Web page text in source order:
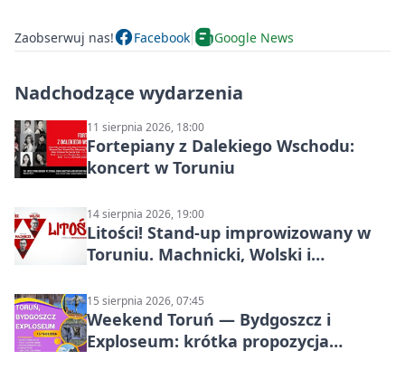
Zaobserwuj nas! Facebook Google News
Nadchodzące wydarzenia
11 sierpnia 2026, 18:00
Fortepiany z Dalekiego Wschodu:
koncert w Toruniu
14 sierpnia 2026, 19:00
Litości! Stand-up improwizowany w
Toruniu. Machnicki, Wolski i
15 sierpnia 2026, 07:45
Weekend Toruń — Bydgoszcz i
Exploseum: krótka propozycja